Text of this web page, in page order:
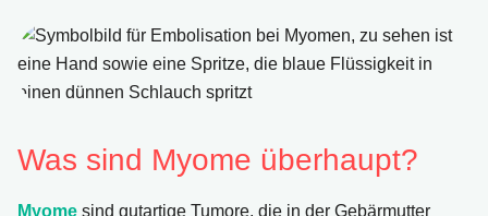
Was sind Myome überhaupt?
Myome sind gutartige Tumore, die in der Gebärmutter